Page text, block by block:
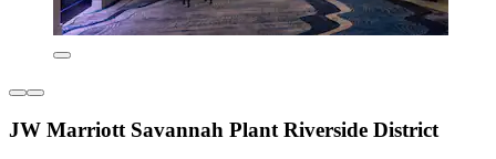
JW Marriott Savannah Plant Riverside District